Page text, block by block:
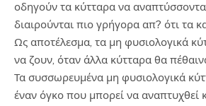
οδηγούν τα κύτταρα να
διαιρούνται πιο γρήγορα απ? ότι τα
Ως αποτέλεσμα, τα μη φυσιολογικά
να ζουν, όταν άλλα κύτταρα θα
Τα συσσωρευμένα μη φυσιολογικά
έναν όγκο που μπορεί να αναπτυχθεί